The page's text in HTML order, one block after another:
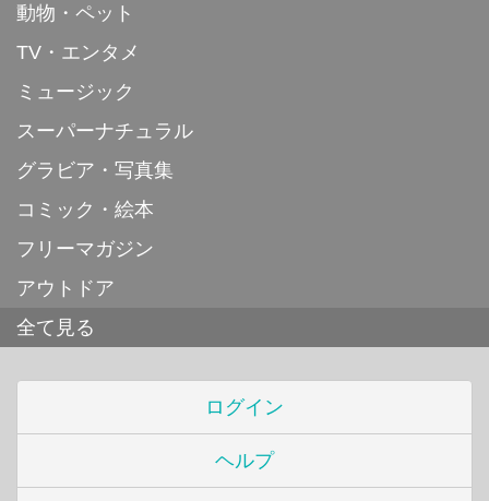
動物・ペット
TV・エンタメ
ミュージック
スーパーナチュラル
グラビア・写真集
コミック・絵本
フリーマガジン
アウトドア
全て見る
ログイン
ヘルプ